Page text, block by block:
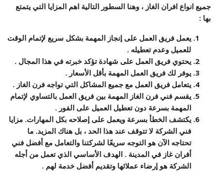
جميع انواع افران الغاز ، وهنا السطور التالية اهم المزايا التي يتمتع
بها :
يعمل فريق العمل على إنجاز المهمة بشكل سريع لإتمام الوقت
للعميل وعدم تعطيله .
يحتوي فريق العمل على شهادة تؤكد خبرته في هذا المجال .
يوفر لك فريق العمل المهمة بأقل الأسعار .
يتعامل فريق العمل مع جميع المشاكل التي تواجه فرن الغاز .
يقسم فني فرن الغاز المهمة بين فريق العمل بالتساوي لإتمام
المهمة بسرعة دون تعطيل العميل على الفور .
يكتشف الخطأ بسرعة ويعمل على إصلاحه بكل المهارات. مزايا
فني الشركة لا تتوقف عند هذا الحد ، بل هناك المزيد. ما
تحتاجه الآن هو التوجه سريعًا لشركتنا والتعامل مع أفضل فني
أفران غاز في المدينة . الهدف الأساسي الذي تعمل من أجله
الشركة هو إرضاء عملائها وتقديم أفضل خدمة لهم .